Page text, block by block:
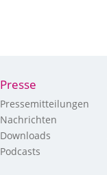
Presse
Pressemitteilungen
Nachrichten
Downloads
Podcasts